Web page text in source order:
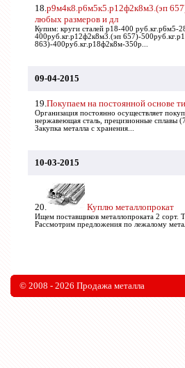
18.р9м4к8.р6м5к5.р12ф2к8м3.(эп
любых размеров и дл
Купим: круги cталей р18-400 руб.кг.р6м5-
400руб.кг.р12ф2к8м3.(эп 657)-
863)-400руб.кг.р18ф2к8м-350р...
09-04-2015
19.Покупаем на постоянной основе
Организация постоянно осуществляет
нержавеющая сталь, прецизионные сплавы
Закупка металла с хранения...
10-03-2015
20. Куплю металлопрокат
Ищем поставщиков металлопроката 2 сорт.
Рассмотрим предложения по лежалому
© 2008 - 2026 Продажа металла